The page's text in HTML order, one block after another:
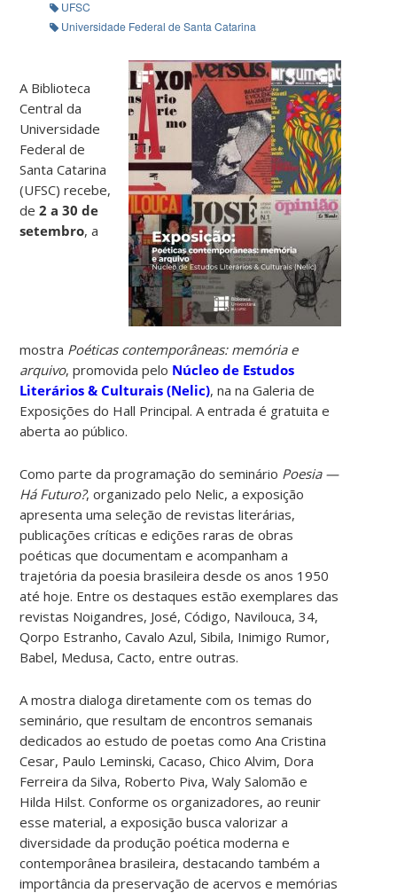
UFSC
Universidade Federal de Santa Catarina
A Biblioteca
Central da
Universidade
Federal de
Santa Catarina
(UFSC) recebe,
de2 a 30 de
setembro, a
mostra Poéticas contemporâneas: memória e
arquivo, promovida pelo Núcleo de Estudos
Literários & Culturais (Nelic), na na Galeria de
Exposições do Hall Principal. A entrada é gratuita e
aberta ao público.
Como parte da programação do seminário Poesia —
Há Futuro?, organizado pelo Nelic, a exposição
apresenta uma seleção de revistas literárias,
publicações críticas e edições raras de obras
poéticas que documentam e acompanham a
trajetória da poesia brasileira desde os anos 1950
até hoje. Entre os destaques estão exemplares das
revistas Noigandres, José, Código, Navilouca, 34,
Qorpo Estranho, Cavalo Azul, Sibila, Inimigo Rumor,
Babel, Medusa, Cacto, entre outras.
A mostra dialoga diretamente com os temas do
seminário, que resultam de encontros semanais
dedicados ao estudo de poetas como Ana Cristina
Cesar, Paulo Leminski, Cacaso, Chico Alvim, Dora
Ferreira da Silva, Roberto Piva, Waly Salomão e
Hilda Hilst. Conforme os organizadores, ao reunir
esse material, a exposição busca valorizar a
diversidade da produção poética moderna e
contemporânea brasileira, destacando também a
importância da preservação de acervos e memórias